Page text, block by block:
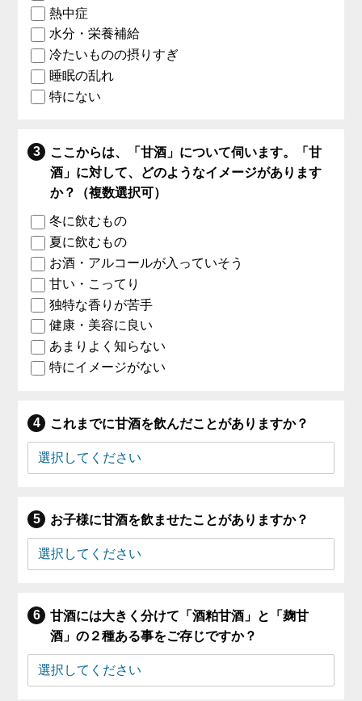
熱中症
水分・栄養補給
冷たいものの摂りすぎ
睡眠の乱れ
特にない
ここからは、「甘酒」について伺います。「甘
酒」に対して、どのようなイメージがあります
か？（複数選択可）
冬に飲むもの
夏に飲むもの
お酒・アルコールが入っていそう
甘い・こってり
独特な香りが苦手
健康・美容に良い
あまりよく知らない
特にイメージがない
これまでに甘酒を飲んだことがありますか？
お子様に甘酒を飲ませたことがありますか？
甘酒には大きく分けて「酒粕甘酒」と「麹甘
酒」の２種ある事をご存じですか？